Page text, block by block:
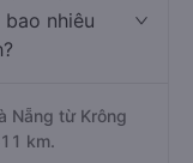
nhiêu
Nẵng từ Krông
km.